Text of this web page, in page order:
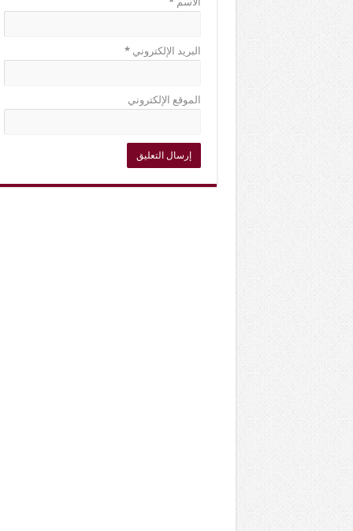
البريد الإلكتروني*
الموقع الإلكتروني